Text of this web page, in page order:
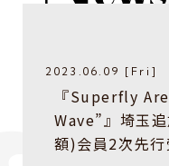
2023.06.09 [Fri]
『Superfly
Wave”』埼玉
額)会員2次先